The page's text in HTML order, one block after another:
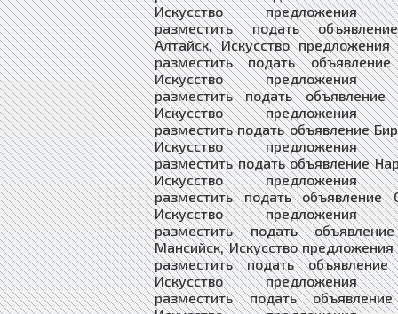
Искусство предложения
разместить подать
Алтайск, Искусство предложения
разместить подать
Искусство предложения
разместить подать объявление
Искусство предложения
разместить подать объявление
Искусство предложения
разместить подать объявление
Искусство предложения
разместить подать объявление
Искусство предложения
разместить подать
Мансийск, Искусство предложения
разместить подать объявление
Искусство предложения
разместить подать